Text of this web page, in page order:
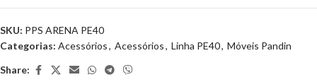
SKU: PPS ARENA PE40
Categorias: Acessórios, Acessórios, Linha PE40, Móveis Pandin
Share: